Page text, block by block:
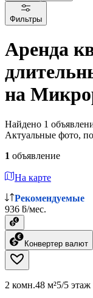
Фильтры
Аренда
на
Найдено 1
Актуальные фото,
1 объявление
На карте
Рекомендуемые
936 ƃ/мес.
Конвертер валют
2 комн.48 м²5/5 этаж